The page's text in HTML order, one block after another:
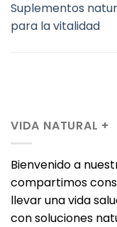
Suplementos
para la vitalidad
VIDA NATURAL +
Bienvenido a
compartimos
llevar una vida
con soluciones